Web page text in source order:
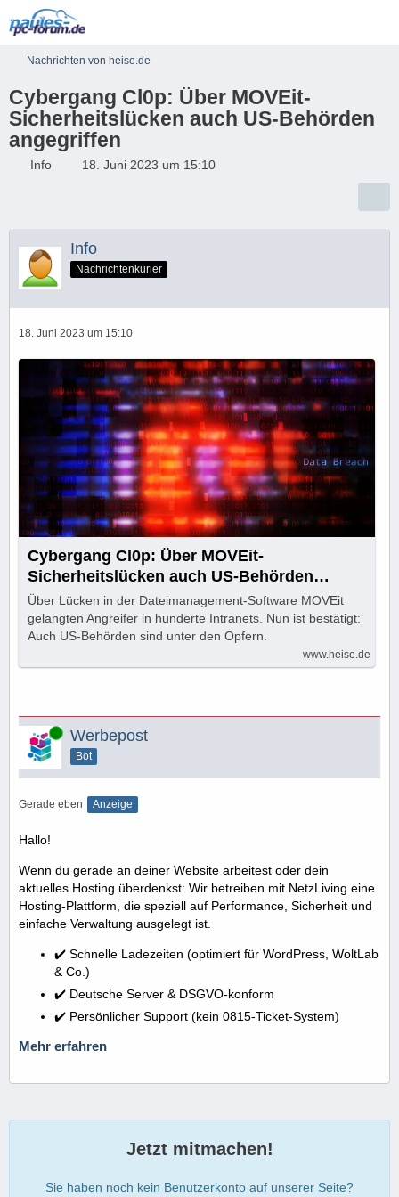
Nachrichten von heise.de
Cybergang Cl0p: Über MOVEit-
Sicherheitslücken auch US-Behörden
angegriffen
Info 18. Juni 2023 um 15:10
Info
Nachrichtenkurier
18. Juni 2023 um 15:10
Cybergang Cl0p: Über MOVEit-
Sicherheitslücken auch US-Behörden
angegriffen
Über Lücken in der Dateimanagement-Software MOVEit
gelangten Angreifer in hunderte Intranets. Nun ist bestätigt:
Auch US-Behörden sind unter den Opfern.
www.heise.de
Online Werbepost
Bot
Gerade eben Anzeige
Hallo!
Wenn du gerade an deiner Website arbeitest oder dein
aktuelles Hosting überdenkst: Wir betreiben mit NetzLiving eine
Hosting-Plattform, die speziell auf Performance, Sicherheit und
einfache Verwaltung ausgelegt ist.
✔️ Schnelle Ladezeiten (optimiert für WordPress, WoltLab
& Co.)
✔️ Deutsche Server & DSGVO-konform
✔️ Persönlicher Support (kein 0815-Ticket-System)
Mehr erfahren
Jetzt mitmachen!
Sie haben noch kein Benutzerkonto auf unserer Seite?